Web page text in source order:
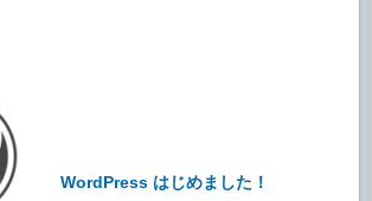
WordPress はじめました！